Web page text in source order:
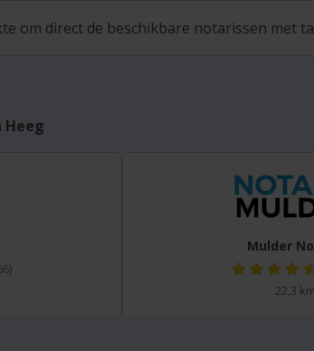
om direct de beschikbare notarissen met
Heeg
Mulder
22,3 km